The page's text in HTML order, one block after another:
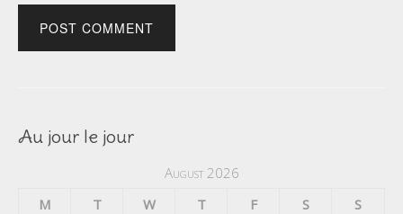
Au jour le jour
August 2026
M
T W T F S S